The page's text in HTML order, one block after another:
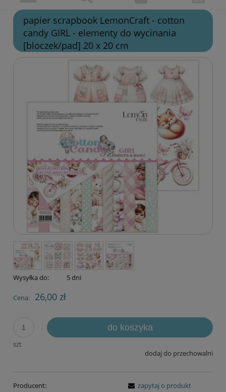
papier scrapbook LemonCraft - cotton
candy GIRL - elementy do wycinania
[bloczek/pad] 20 x 20 cm
Wysyłka do: 5 dni
Cena: 26,00 zł
szt
do koszyka
dodaj do przechowalni
Producent:
zapytaj o produkt